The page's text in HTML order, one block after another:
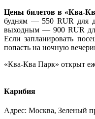
Цены билетов в «Ква-
будням ― 550 RUR для
выходным ― 900 RUR
Если запланировать
попасть на ночную
«Ква-Ква Парк» открыт
Карибия
Адрес: Москва, Зеленый